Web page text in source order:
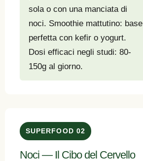
sola o con una manciata di
noci. Smoothie mattutino: base
perfetta con kefir o yogurt.
Dosi efficaci negli studi: 80-
150g al giorno.
SUPERFOOD 02
Noci — Il Cibo del Cervello